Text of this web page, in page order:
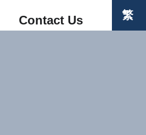
Contact Us 繁